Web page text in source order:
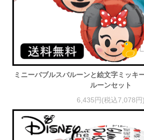
ミニーバブルスバルーンと絵文字ミッキ
ルーンセット
6,435円(税込7,078円)